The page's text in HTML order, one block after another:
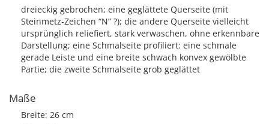
dreieckig gebrochen; eine geglättete Querseite (mit
Steinmetz-Zeichen “N” ?); die andere Querseite vielleicht
ursprünglich reliefiert, stark verwaschen, ohne erkennbare
Darstellung; eine Schmalseite profiliert: eine schmale
gerade Leiste und eine breite schwach konvex gewölbte
Partie; die zweite Schmalseite grob geglättet
Maße
Breite: 26 cm